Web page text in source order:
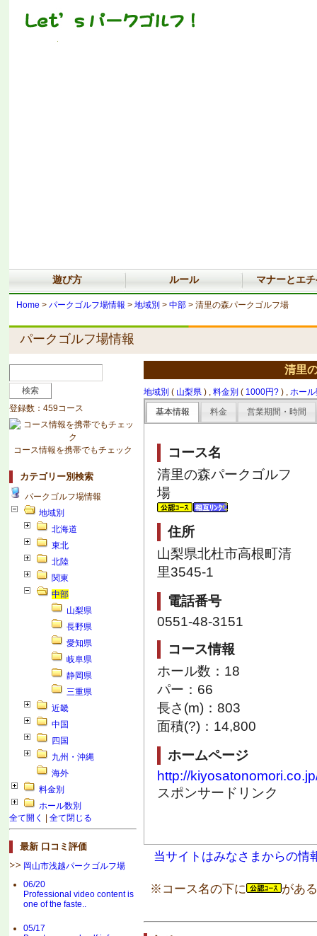
遊び方 ルール マナーとエ
Home > パークゴルフ場情報 > 地域別 > 中部> 清里の森パークゴルフ場
パークゴルフ場情報
登録数：459コース
コース情報を携帯でもチェック
カテゴリー別検索
パークゴルフ場情報
地域別
北海道
東北
北陸
関東
中部
山梨県
長野県
愛知県
岐阜県
静岡県
三重県
近畿
中国
四国
九州・沖縄
海外
料金別
ホール数別
全て開く
全て閉じる
最新 口コミ評価
岡山市浅越パークゴルフ場
06/20
Professional video content is
one of the faste..
05/17
清里
地域別 ( 山梨県) , 料金別 ( 1000円?) , ホー
基本情報
料金 営業期間・時間
コース名
清里の森パークゴルフ
場
住所
山梨県北杜市高根町清
里3545-1
電話番号
0551-48-3151
コース情報
ホール数：18
パー：66
長さ(m)：803
面積(?)：14,800
ホームページ
http://
スポンサードリンク
当サイトはみなさまからの情
※コース名の下に があ